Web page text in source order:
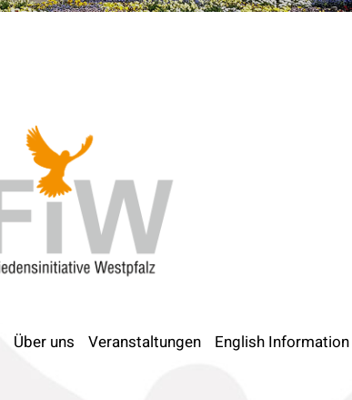
Über uns Veranstaltungen English Information